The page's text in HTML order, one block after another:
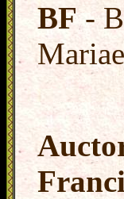
BF-